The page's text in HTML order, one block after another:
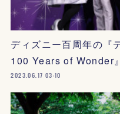
ディズニー百周年の『
100 Years of Wonder
2023.06.17 03:10